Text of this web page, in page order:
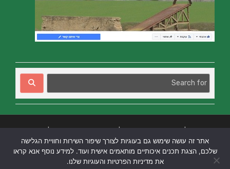
בבאר שבע |
אתר זה עושה שימוש גם בעוגיות לצורך שיפור השירות וחוויית הגלישה
שלכם, הצגת תכנים איכותיים מותאמים אישית ועוד. למידע נוסף אנא קראו
את מדיניות הפרטיות והעוגיות שלנו.